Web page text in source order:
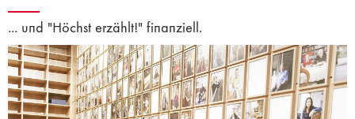
... und "Höchst erzählt!" finanziell.